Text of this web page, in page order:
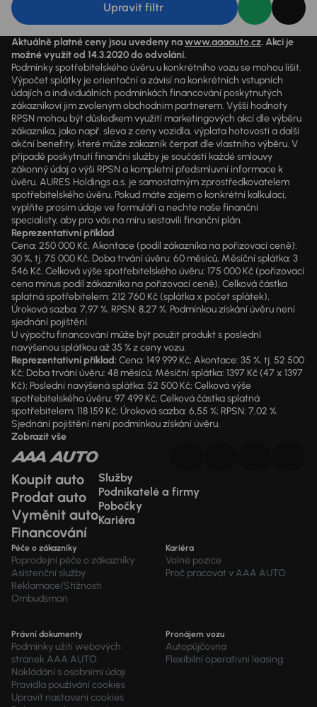
Upravit filtr
Aktuálně platné ceny jsou uvedeny nawww.aaaauto.cz. Akci je
možné využít od 14.3.2020 do odvolání.
Podmínky spotřebitelského úvěru u konkrétního vozu se mohou lišit.
Výpočet splátky je orientační a závisí na konkrétních vstupních
údajích a individuálních podmínkách financování poskytnutých
zákazníkovi jim zvoleným obchodním partnerem. Vyšší hodnoty
RPSN mohou být důsledkem využití marketingových akcí dle výběru
zákazníka, jako např. sleva z ceny vozidla, výplata hotovosti a další
akční benefity, které může zákazník čerpat dle vlastního výběru. V
případě poskytnutí finanční služby je součástí každé smlouvy
zákonný údaj o výši RPSN a kompletní předsmluvní informace k
úvěru. AURES Holdings a.s. je samostatným zprostředkovatelem
spotřebitelského úvěru. Pokud máte zájem o konkrétní kalkulaci,
vyplňte prosím údaje ve formuláři a nechte naše finanční
specialisty, aby pro vás na míru sestavili finanční plán.
Reprezentativní příklad
Cena: 250 000 Kč, Akontace (podíl zákazníka na pořizovací ceně):
30 %, tj. 75 000 Kč, Doba trvání úvěru: 60 měsíců, Měsíční splátka: 3
546 Kč, Celková výše spotřebitelského úvěru: 175 000 Kč (pořizovací
cena mínus podíl zákazníka na pořizovací ceně), Celková částka
splatná spotřebitelem: 212 760 Kč (splátka x počet splátek),
Úroková sazba: 7,97 %, RPSN: 8,27 %. Podmínkou získání úvěru není
sjednání pojištění.
U výpočtu financování může být použit produkt s poslední
navýšenou splátkou až 35 % z ceny vozu.
Reprezentativní příklad:Cena: 149 999 Kč; Akontace: 35 %, tj. 52 500
Kč; Doba trvání úvěru: 48 měsíců; Měsíční splátka: 1397 Kč (47 x 1397
Kč); Poslední navýšená splátka: 52 500 Kč; Celková výše
spotřebitelského úvěru: 97 499 Kč; Celková částka splatná
spotřebitelem: 118 159 Kč; Úroková sazba: 6,55 %; RPSN: 7,02 %.
Sjednání pojištění není podmínkou získání úvěru.
Zobrazit vše
Koupit auto
Prodat auto
Vyměnit auto
Financování
Služby
Podnikatelé a firmy
Pobočky
Kariéra
Péče o zákazníky
Poprodejní péče o zákazníky
Asistenční služby
Reklamace/Stížnosti
Ombudsman
Kariéra
Volné pozice
Proč pracovat v AAA AUTO
Právní dokumenty
Podmínky užití webových
stránek AAA AUTO
Nakládání s osobními údaji
Pravidla používání cookies
Upravit nastavení cookies
Pronájem vozu
Autopůjčovna
Flexibilní operativní leasing